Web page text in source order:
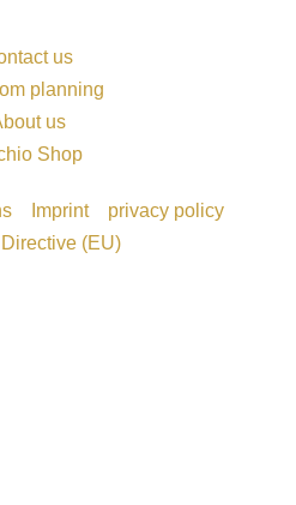
us
planning
us
Shop
Imprint
privacy policy
(EU)